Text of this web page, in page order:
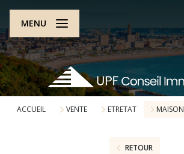
MENU
ACCUEIL VENTE ETRETAT MAISON
RETOUR